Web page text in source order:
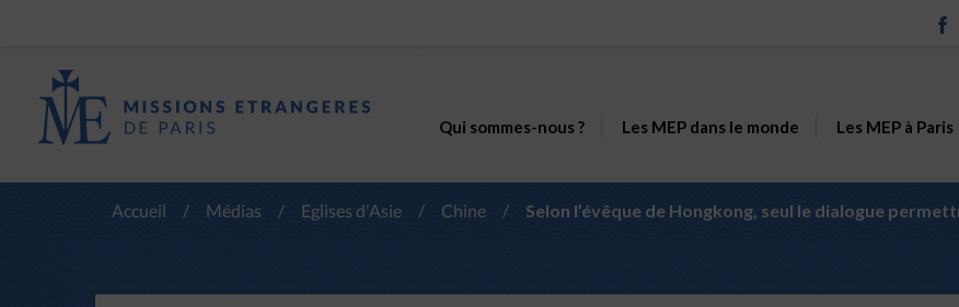
Qui sommes-nous ? Les MEP dans le monde Les MEP à Paris
Accueil / Médias / Eglises d'Asie / Chine / Selon l’évêque de Hongkong, seul le dialogue